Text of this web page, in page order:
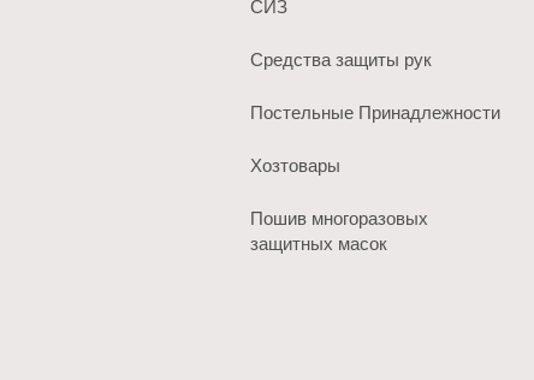
СИЗ
Средства защиты рук
Постельные Принадлежности
Хозтовары
Пошив многоразовых
защитных масок